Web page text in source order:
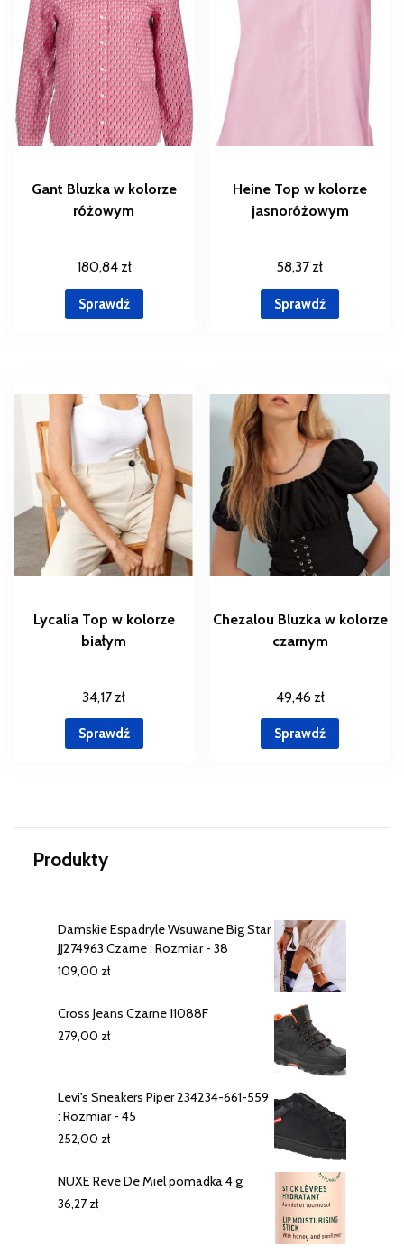
Gant Bluzka w kolorze
różowym
180,84 zł
Sprawdź
Heine Top w kolorze
jasnoróżowym
58,37 zł
Sprawdź
Lycalia Top w kolorze
białym
34,17 zł
Sprawdź
Chezalou Bluzka w kolorze
czarnym
49,46 zł
Sprawdź
Produkty
Damskie Espadryle Wsuwane Big Star
JJ274963 Czarne : Rozmiar - 38
109,00 zł
Cross Jeans Czarne 11088F
279,00 zł
Levi's Sneakers Piper 234234-661-559
: Rozmiar - 45
252,00 zł
NUXE Reve De Miel pomadka 4 g
36,27 zł